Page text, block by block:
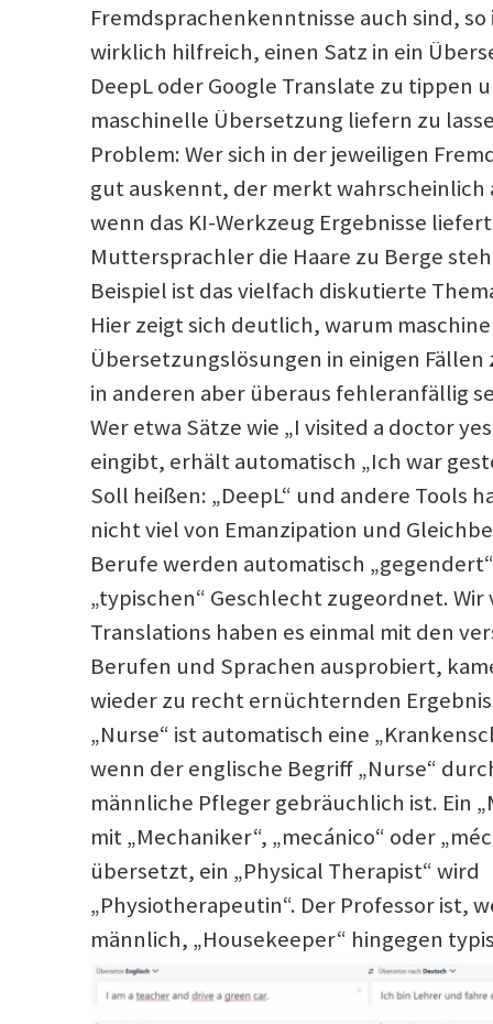
Fremdsprachenkenntnisse auch sind, so
wirklich hilfreich, einen Satz in ein
DeepL oder Google Translate zu tippen
maschinelle Übersetzung liefern zu
Problem: Wer sich in der jeweiligen
gut auskennt, der merkt wahrscheinlich
wenn das KI-Werkzeug Ergebnisse
Muttersprachler die Haare zu Berge
Beispiel ist das vielfach diskutierte
Hier zeigt sich deutlich, warum
Übersetzungslösungen in einigen Fällen
in anderen aber überaus fehleranfällig
Wer etwa Sätze wie „I visited a doctor
eingibt, erhält automatisch „Ich war
Soll heißen: „DeepL“ und andere Tools
nicht viel von Emanzipation und
Berufe werden automatisch
„typischen“ Geschlecht zugeordnet. Wir
Translations haben es einmal mit den
Berufen und Sprachen ausprobiert,
wieder zu recht ernüchternden
„Nurse“ ist automatisch eine
wenn der englische Begriff „Nurse“
männliche Pfleger gebräuchlich ist. Ein
mit „Mechaniker“, „mecánico“ oder
übersetzt, ein „Physical Therapist“ wird
„Physiotherapeutin“. Der Professor ist,
männlich, „Housekeeper“ hingegen